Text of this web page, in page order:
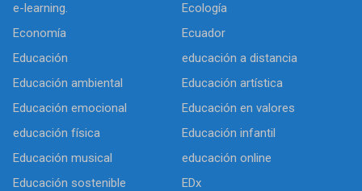
e-learning.
Ecología
Economía
Ecuador
Educación
educación a distancia
Educación ambiental
Educación artística
Educación emocional
Educación en valores
educación física
Educación infantil
Educación musical
educación online
Educación sostenible
EDx